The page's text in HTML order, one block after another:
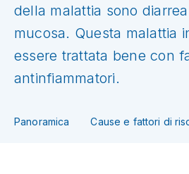
della malattia sono
mucosa. Questa malattia
essere trattata bene con
antinfiammatori.
Panoramica Cause e fattori di